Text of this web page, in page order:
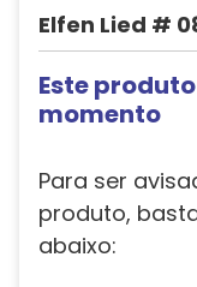
Elfen Lied #
Este
momento
Para ser
produto,
abaixo: